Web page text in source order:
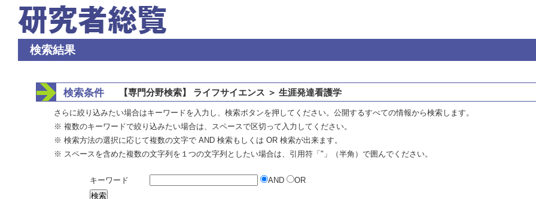
検索結果
検索条件 【専門分野検索】 ライフサイエンス ＞ 生涯発達看護学
さらに絞り込みたい場合はキーワードを入力し、検索ボタンを押してください。公開するすべての情報から検索します。
※ 複数のキーワードで絞り込みたい場合は、スペースで区切って入力してください。
※ 検索方法の選択に応じて複数の文字で AND 検索もしくは OR 検索が出来ます。
※ スペースを含めた複数の文字列を１つの文字列としたい場合は、引用符「"」（半角）で囲んでください。
キーワード AND OR